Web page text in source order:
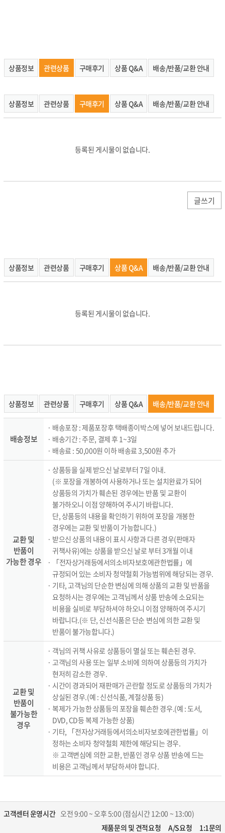
상품정보 관련상품 구매후기 상품 Q&A 배송/반품/교환 안내
상품정보 관련상품 구매후기 상품 Q&A 배송/반품/교환 안내
상품정보 관련상품 구매후기 상품 Q&A 배송/반품/교환 안내
상품정보 관련상품 구매후기 상품 Q&A 배송/반품/교환 안내
배송정보
· 배송포장 : 제품포장후 택배종이박스에 넣어 보내드립니다.
· 배송기간 : 주문, 결제 후 1~3일
· 배송료 : 50,000원 이하 배송료 3,500원 추가
교환 및
반품이
가능한 경우
· 상품등을 실제 받으신 날로부터 7일 이내.
(※ 포장을 개봉하여 사용하거나 또는 설치완료가 되어
상품등의 가치가 훼손된 경우에는 반품 및 교환이
불가하오니 이점 양해하여 주시기 바랍니다.
단, 상품등의 내용을 확인하기 위하여 포장을 개봉한
경우에는 교환 및 반품이 가능합니다.)
· 받으신 상품의 내용이 표시 사항과 다른 경우(판매자
귀책사유)에는 상품을 받으신 날로 부터 3개월 이내
· 「전자상거래등에서의소비자보호에관한법률」에
규정되어 있는 소비자 청약철회 가능범위에 해당되는 경우.
· 기타, 고객님의 단순한 변심에 의해 상품의 교환 및 반품을
요청하시는 경우에는 고객님께서 상품 반송에 소요되는
비용을 실비로 부담하셔야 하오니 이점 양해하여 주시기
바랍니다.(※ 단, 신선식품은 단순 변심에 의한 교환 및
반품이 불가능합니다.)
교환 및
반품이
불가능한
경우
· 객님의 귀책 사유로 상품등이 멸실 또는 훼손된 경우.
· 고객님의 사용 또는 일부 소비에 의하여 상품등의 가치가
현저히 감소한 경우.
· 시간이 경과되어 재판매가 곤란할 정도로 상품등의 가치가
상실된 경우.(예 : 신선식품, 계절상품 등)
· 복제가 가능한 상품등의 포장을 훼손한 경우.(예 : 도서,
DVD, CD등 복제 가능한 상품)
· 기타, 「전자상거래등에서의소비자보호에관한법률」이
정하는 소비자 청약철회 제한에 해당되는 경우.
※ 고객변심에 의한 교환, 반품인 경우 상품 반송에 드는
비용은 고객님께서 부담하셔야 합니다.
고객센터 운영시간 오전 9:00 ~ 오후 5:00 (점심시간 12:00 ~ 13:00)
제품문의 및 견적요청
A/S요청 1:1문의